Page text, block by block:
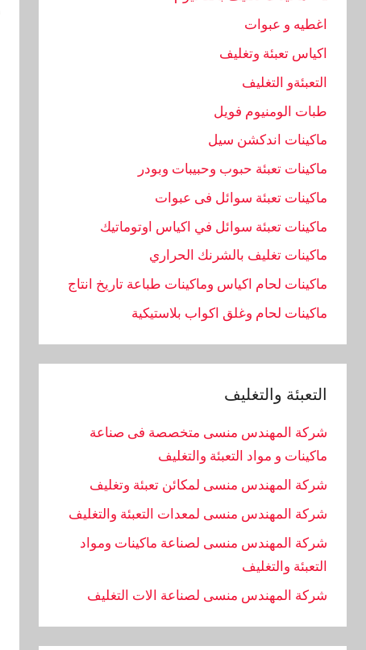
اغطيه و عبوات
اكياس تعبئة وتغليف
التعبئةو التغليف
طبات الومنيوم فويل
ماكينات اندكشن سيل
ماكينات تعبئة حبوب وحبيبات وبودر
ماكينات تعبئة سوائل فى عبوات
ماكينات تعبئة سوائل في اكياس اوتوماتيك
ماكينات تغليف بالشرنك الحراري
ماكينات لحام اكياس وماكينات طباعة تاريخ انتاج
ماكينات لحام وغلق اكواب بلاستيكية
التعبئة والتغليف
شركة المهندس منسى متخصصة فى صناعة
ماكينات و مواد التعبئة والتغليف
شركة المهندس منسى لمكائن تعبئة وتغليف
شركة المهندس منسى لمعدات التعبئة والتغليف
شركة المهندس منسى لصناعة ماكينات ومواد
التعبئة والتغليف
‏شركة المهندس منسى لصناعة الات التغليف